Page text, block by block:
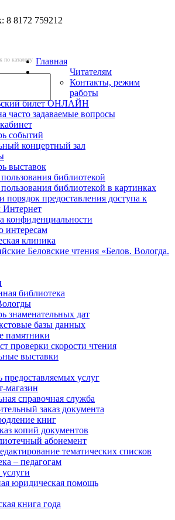
8 8172 759212
по каталогу Главная
Читателям
Контакты, режим
работы
билет ОНЛАЙН
часто задаваемые вопросы
событий
концертный зал
выставок
библиотекой
библиотекой в картинках
порядок предоставления доступа к
Интернет
конфиденциальности
интересам
клиника
Беловские чтения «Белов. Вологда.
библиотека
знаменательных дат
базы данных
памятники
проверки скорости чтения
выставки
предоставляемых услуг
магазин
справочная служба
заказ документа
книг
копий документов
абонемент
тематических списков
– педагогам
юридическая помощь
книга года